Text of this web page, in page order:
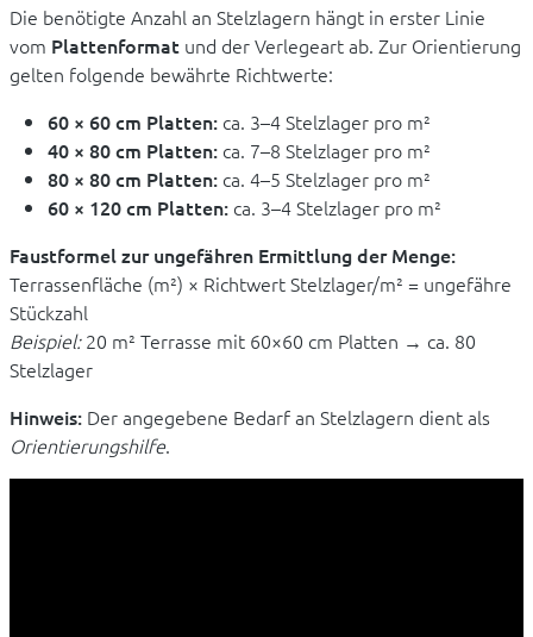
Die benötigte Anzahl an Stelzlagern hängt in erster Linie
vom Plattenformat und der Verlegeart ab. Zur Orientierung
gelten folgende bewährte Richtwerte:
60 × 60 cm Platten: ca. 3–4 Stelzlager pro m²
40 × 80 cm Platten: ca. 7–8 Stelzlager pro m²
80 × 80 cm Platten: ca. 4–5 Stelzlager pro m²
60 × 120 cm Platten: ca. 3–4 Stelzlager pro m²
Faustformel zur ungefähren Ermittlung der Menge:
Terrassenfläche (m²) × Richtwert Stelzlager/m² = ungefähre
Stückzahl
Beispiel:20 m² Terrasse mit 60×60 cm Platten → ca. 80
Stelzlager
Hinweis: Der angegebene Bedarf an Stelzlagern dient als
Orientierungshilfe.